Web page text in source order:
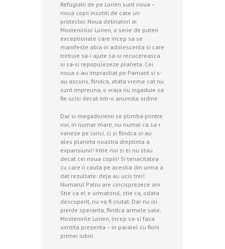
Refugiatii de pe Lorien sunt noua –
noua copii insotiti de cate un
protector. Noua detinatori ai
Mostenirilor Lorien, o serie de puteri
exceptionale care incep sa se
manifeste abia in adolescenta si care
trebuie sa-i ajute sa-si recucereasca
si sa-si repopulezeze planeta. Cei
noua s-au imprastiat pe Pamant si s-
au ascuns, fiindca, atata vreme cat nu
sunt impreuna, o vraja nu ingaduie sa
fie ucisi decat intr-o anumita ordine.
Dar si megadorienii se plimba printre
noi, in numar mare, nu numai ca sa-i
vaneze pe lorici, ci si fiindca si-au
ales planeta noastra dreptinta a
expansiunii! Intre noi si ei nu stau
decat cei noua copiii! Si tenacitatea
cu care ii cauta pe acestia din urma a
dat rezultate: deja au ucis trei!.
Numarul Patru are cincisprezece ani.
Stie ca el e urmatorul, stie ca, odata
descoperit, nu va fi crutat. Dar nu isi
pierde speranta, fiindca armele sale,
Mostenirile Lorien, incep sa-si faca
simtita prezenta – in paralel cu fiorii
primei iubiri.